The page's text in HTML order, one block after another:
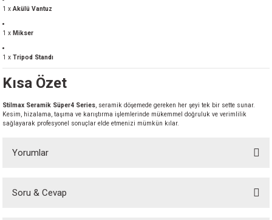
1 x Akülü Vantuz
1 x Mikser
1 x Tripod Standı
Kısa Özet
Stilmax Seramik Süper4 Series , seramik döşemede gereken her şeyi tek bir sette sunar.
Kesim, hizalama, taşıma ve karıştırma işlemlerinde mükemmel doğruluk ve verimlilik
sağlayarak profesyonel sonuçlar elde etmenizi mümkün kılar.
Yorumlar
Soru & Cevap